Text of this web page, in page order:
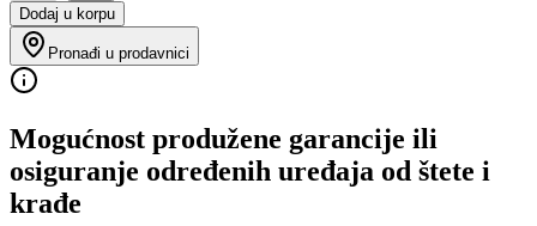
Dodaj u korpu
Pronađi u prodavnici
Mogućnost produžene garancije ili
osiguranje određenih uređaja od štete i
krađe